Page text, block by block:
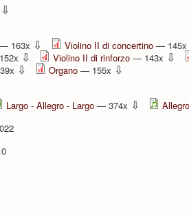
⇩
— 163x ⇩ Violino II di concertino — 145x
⇩ Violino II di rinforzo — 143x ⇩
⇩ Organo — 155x ⇩
Largo - Allegro - Largo — 374x ⇩
Allegro